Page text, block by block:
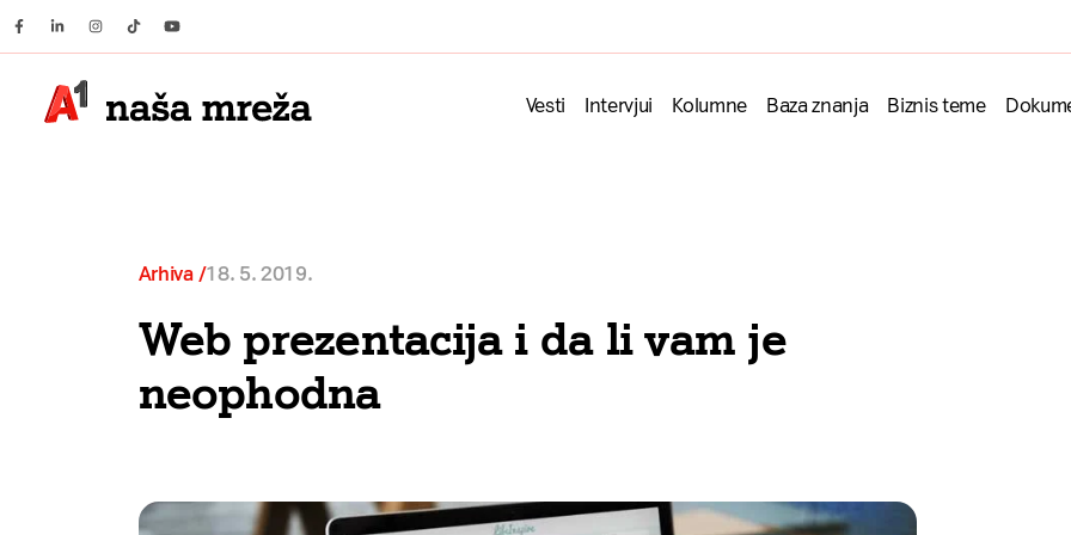
Facebook
LinkedinInstagram
TiktokYoutube
Vesti Intervjui Kolumne Baza znanja Biznis teme
Arhiva 18. 5. 2019.
Web prezentacija i da li vam je
neophodna